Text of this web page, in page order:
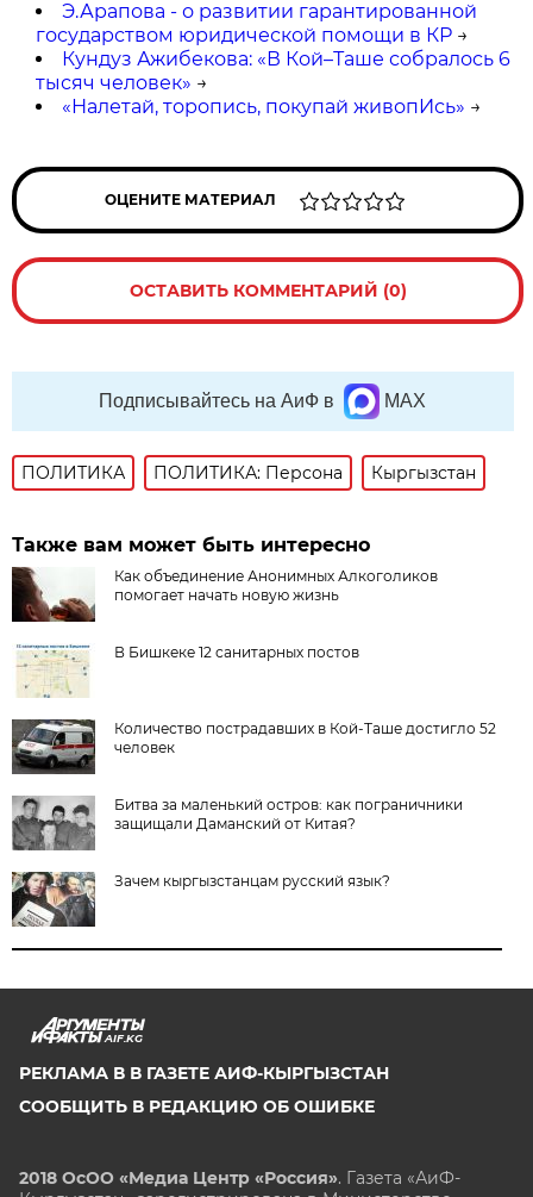
Э.Арапова - о развитии гарантированной
государством юридической помощи в КР →
Кундуз Ажибекова: «В Кой–Таше собралось 6
тысяч человек» →
«Налетай, торопись, покупай живопИсь» →
ОЦЕНИТЕ МАТЕРИАЛ
ОСТАВИТЬ КОММЕНТАРИЙ (0)
Подписывайтесь на АиФ в MAX
ПОЛИТИКА ПОЛИТИКА: Персона Кыргызстан
Также вам может быть интересно
Как объединение Анонимных Алкоголиков
помогает начать новую жизнь
В Бишкеке 12 санитарных постов
Количество пострадавших в Кой-Таше достигло 52
человек
Битва за маленький остров: как пограничники
защищали Даманский от Китая?
Зачем кыргызстанцам русский язык?
AIF.KG
РЕКЛАМА В В ГАЗЕТЕ АИФ-КЫРГЫЗСТАН
СООБЩИТЬ В РЕДАКЦИЮ ОБ ОШИБКЕ
2018 ОсОО «Медиа Центр «Россия». Газета «АиФ-